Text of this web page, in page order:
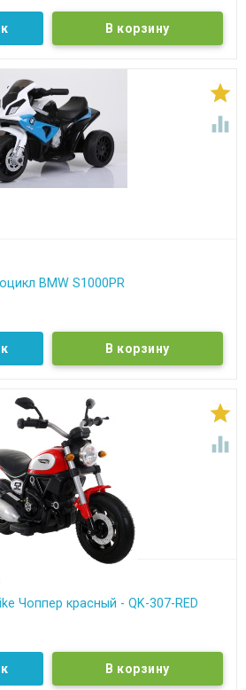


BMW S1000PR


Чоппер красный - QK-307-RED